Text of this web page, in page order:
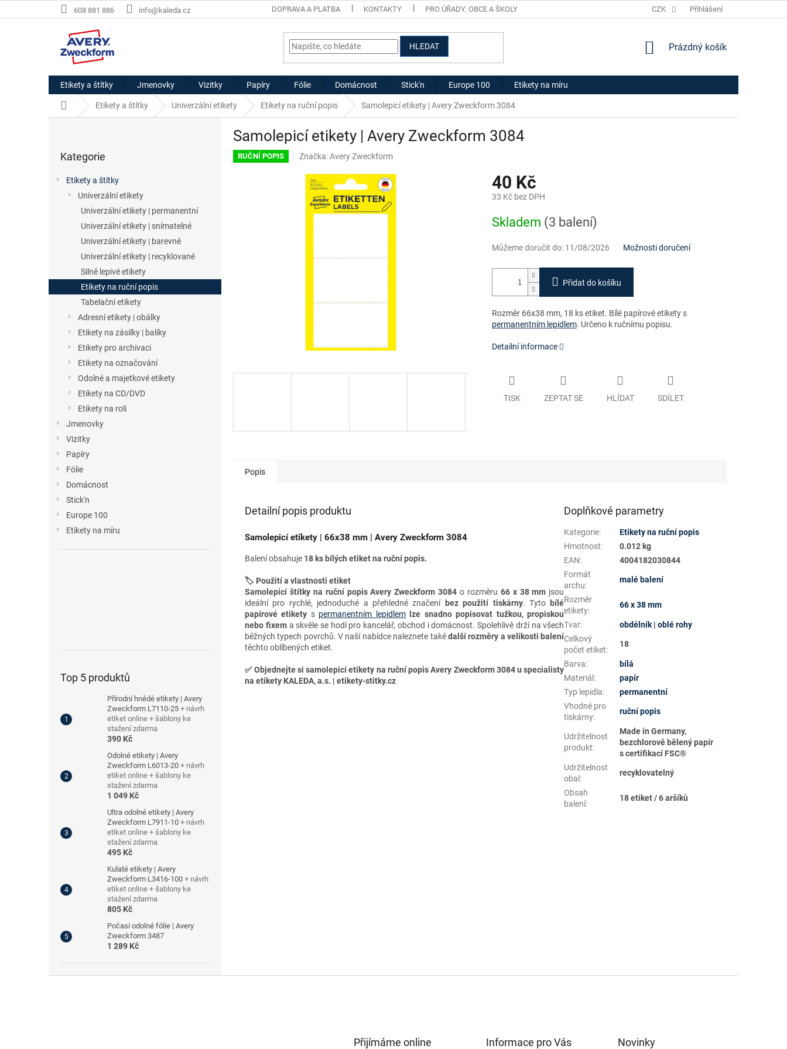
na
608 881 886 info@kaleda.cz DOPRAVA A PLATBA KONTAKTY PRO ÚŘADY, OBCE A ŠKOLY HODNOCENÍ OBCHODU
CZK Přihlášení
HLEDAT
NÁKUPNÍ
Prázdný košík
Etikety a štítky Jmenovky Vizitky Papíry Fólie Domácnost Stick'n Europe 100 Etikety na míru
Domů Etikety a štítky Univerzální etikety Etikety na ruční popis Samolepicí etikety | Avery Zweckform 3084
e
l
kategorie
Kategorie
Etikety a štítky
Univerzální etikety
Univerzální etikety | permanentní
Univerzální etikety | snímatelné
Univerzální etikety | barevné
Univerzální etikety | recyklované
Silně lepivé etikety
Etikety na ruční popis
Tabelační etikety
Adresní etikety | obálky
Etikety na zásilky | balíky
Etikety pro archivaci
Etikety na označování
Odolné a majetkové etikety
Etikety na CD/DVD
Etikety na roli
Jmenovky
Vizitky
Papíry
Fólie
Domácnost
Stick'n
Europe 100
Etikety na míru
Top 5 produktů
Přírodní hnědé etikety | Avery
Zweckform L7110-25 + návrh
etiket online + šablony ke
stažení zdarma
390 Kč
Odolné etikety | Avery
Zweckform L6013-20 + návrh
etiket online + šablony ke
stažení zdarma
1 049 Kč
Ultra odolné etikety | Avery
Zweckform L7911-10 + návrh
etiket online + šablony ke
stažení zdarma
495 Kč
Kulaté etikety | Avery
Zweckform L3416-100 + návrh
etiket online + šablony ke
stažení zdarma
805 Kč
Počasí odolné fólie | Avery
Zweckform 3487
1 289 Kč
Samolepicí etikety | Avery Zweckform 3084
RUČNÍ POPIS Značka:Avery Zweckform
40 Kč
33 Kč bez DPH
cena:
Skladem (3 balení)
Můžeme doručit do: 11/08/2026 Možnosti doručení
Přidat do košíku
Rozměr 66x38 mm, 18 ks etiket. Bílé papírové etikety s
permanentním lepidlem. Určeno k ručnímu popisu.
Detailní informace
TISK ZEPTAT SE HLÍDAT SDÍLET
Popis
Detailní popis produktu
Samolepicí etikety | 66x38 mm | Avery Zweckform 3084
Balení obsahuje 18 ks bílých etiket na ruční popis.
🏷️ Použití a vlastnosti etiket
Samolepicí štítky na ruční popisAvery Zweckform 3084 o rozměru 66 x 38 mm jsou
ideální pro rychlé, jednoduché a přehledné značení bez použití tiskárny. Tyto bílé
papírové etikety s permanentním lepidlem lze snadnopopisovat tužkou, propiskou
nebo fixem a skvěle se hodí pro kancelář, obchod i domácnost. Spolehlivě drží na všech
běžných typech povrchů. V naší nabídce naleznete takédalšírozměry a velikosti balení
těchto oblíbených etiket.
✅ Objednejte si samolepicí etikety na ruční popis Avery Zweckform 3084 u specialisty
na etikety KALEDA, a.s. | etikety-stitky.cz
Doplňkové parametry
Kategorie:
Etikety na ruční popis
Hmotnost:
0.012 kg
EAN:
4004182030844
Formát
archu:
malé balení
Rozměr
etikety:
66 x 38 mm
Tvar:
obdélník | oblé rohy
Celkový
počet etiket:
18
Barva:
bílá
Materiál:
papír
Typ lepidla:
permanentní
Vhodné pro
tiskárny:
ruční popis
Udržitelnost
produkt:
Made in Germany,
bezchlorově bělený papír
s certifikací FSC®
Udržitelnost
obal:
recyklovatelný
Obsah
balení:
18 etiket / 6 aršíků
Přijímáme online
Informace pro Vás Novinky